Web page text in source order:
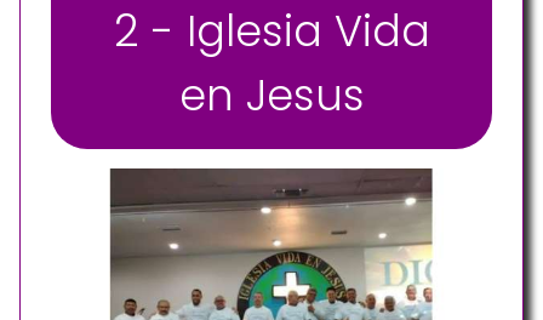
2 - Iglesia Vida
en Jesus